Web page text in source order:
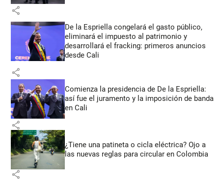
share
De la Espriella congelará el gasto público,
eliminará el impuesto al patrimonio y
desarrollará el fracking: primeros anuncios
desde Cali
share
Comienza la presidencia de De la Espriella:
así fue el juramento y la imposición de banda
en Cali
share
¿Tiene una patineta o cicla eléctrica? Ojo a
las nuevas reglas para circular en Colombia
share